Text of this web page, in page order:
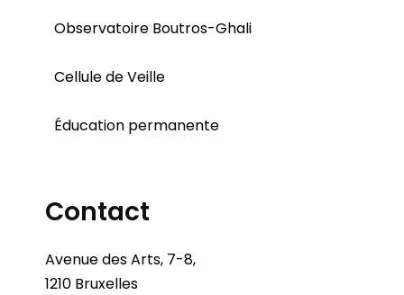
Observatoire Boutros-Ghali
Cellule de Veille
Éducation permanente
Contact
Avenue des Arts, 7-8,
1210 Bruxelles